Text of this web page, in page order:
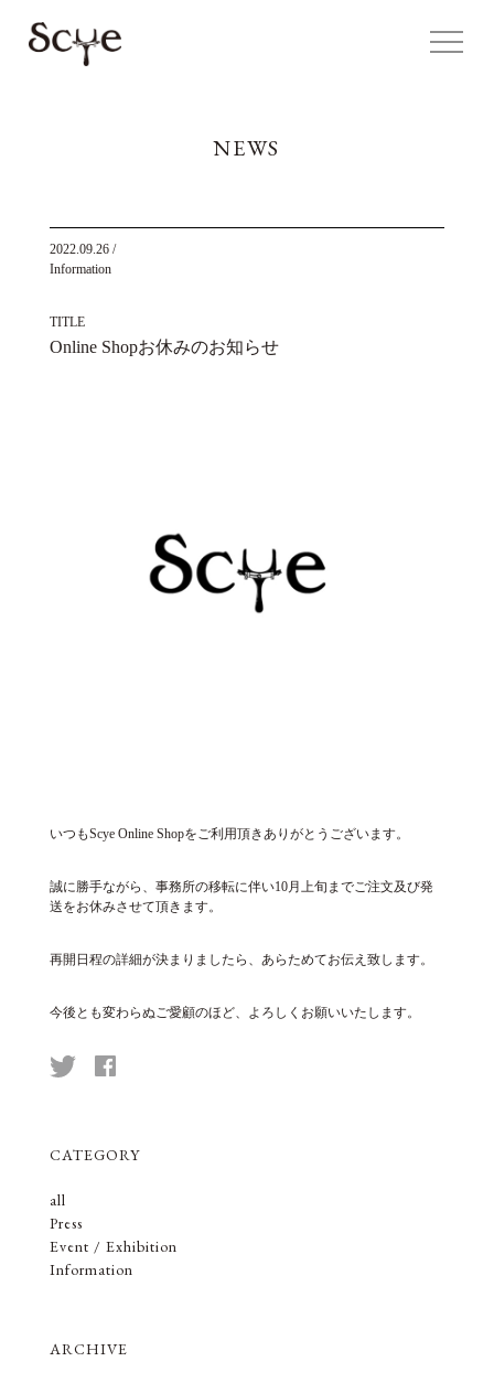
NEWS
CATEGORY
all
Press
Event / Exhibition
Information
ARCHIVE
2022.09.26/
Information
TITLE
Online Shopお休みのお知らせ
いつもScye Online Shopをご利用頂きありがとうございます。
誠に勝手ながら、事務所の移転に伴い10月上旬までご注文及び発
送をお休みさせて頂きます。
再開日程の詳細が決まりましたら、あらためてお伝え致します。
今後とも変わらぬご愛顧のほど、よろしくお願いいたします。